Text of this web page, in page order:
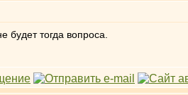
будет тогда вопроса.